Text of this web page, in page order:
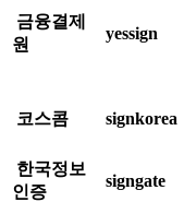
금융결제
원
yessign
코스콤 signkorea
한국정보
인증
signgate